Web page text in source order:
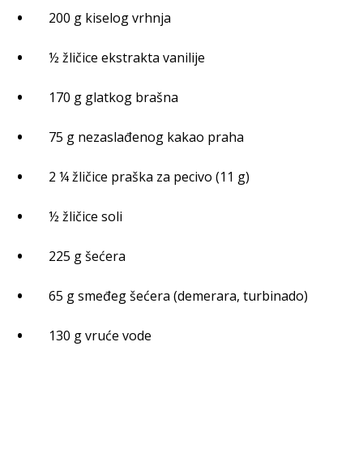
200 g kiselog vrhnja
½ žličice ekstrakta vanilije
170 g glatkog brašna
75 g nezaslađenog kakao praha
2 ¼ žličice praška za pecivo (11 g)
½ žličice soli
225 g šećera
65 g smeđeg šećera (demerara, turbinado)
130 g vruće vode